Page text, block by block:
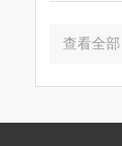
查看全部